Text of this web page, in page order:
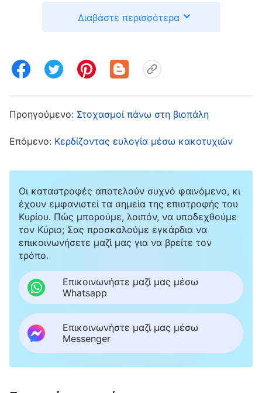
Τελικά, μετά από επτά χρόνια σκληρής
γιατρός. Εκείνη τη στιγμή, σκεφτόμουν μόνο
Έκανα όλες τις επεμβάσεις που αναλογούσαν
σε πιστοποιημένους γιατρούς και το όνομά μου
συνάδελφοί μου έμειναν στάσιμοι. Ένιωθα μια
χαρά που δύσκολα περιγράφεται με λόγια,
ειδικά σε πολυσύχναστους δρόμους, όπου
άνθρωποι με αναγνώριζαν. Εγώ δεν τους
γνώριζα, μα με γνώριζαν εκείνοι. Μέχρι και
φιλοφρονήσεις μου έκαναν ότι ήμουν καλή
θαυμασμό και έλεγαν: «Ήρθα να με εξετάσετε
την τάδε μέρα και έγινα γρήγορα καλά χωρίς
να δώσω πολλά χρήματα, ενώ όταν πήγαινα
Διαβάστε περισσότερα
Προηγούμενο: Στοχασμοί πάνω στη βιοπάλη
Επόμενο: Κερδίζοντας ευλογία μέσω κακοτυχιών
Οι καταστροφές αποτελούν συχνό φαινόμενο, κι
έχουν εμφανιστεί τα σημεία της επιστροφής του
Κυρίου. Πώς μπορούμε, λοιπόν, να υποδεχθούμε
τον Κύριο; Σας προσκαλούμε εγκάρδια να
επικοινωνήσετε μαζί μας για να βρείτε τον
τρόπο.
Επικοινωνήστε μαζί μας μέσω
Whatsapp
Επικοινωνήστε μαζί μας μέσω
Messenger